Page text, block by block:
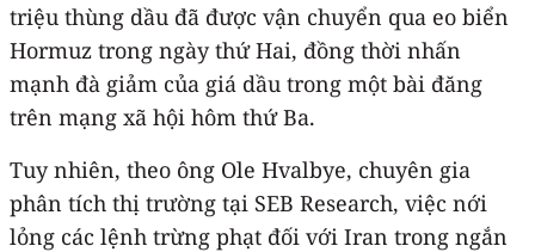
triệu thùng dầu đã được vận chuyển qua eo biển
Hormuz trong ngày thứ Hai, đồng thời nhấn
mạnh đà giảm của giá dầu trong một bài đăng
trên mạng xã hội hôm thứ Ba.
Tuy nhiên, theo ông Ole Hvalbye, chuyên gia
phân tích thị trường tại SEB Research, việc nới
lỏng các lệnh trừng phạt đối với Iran trong ngắn